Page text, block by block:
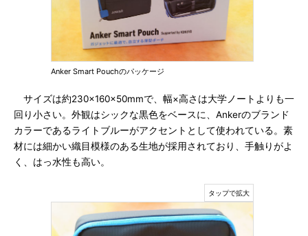
Anker Smart Pouchのパッケージ
サイズは約230×160×50mmで、幅×高さは大学ノートよりも一
回り小さい。外観はシックな黒色をベースに、Ankerのブランド
カラーであるライトブルーがアクセントとして使われている。素
材には細かい織目模様のある生地が採用されており、手触りがよ
く、はっ水性も高い。